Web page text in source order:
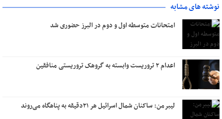
نوشته های مشابه
امتحانات متوسطه اول و دوم در البرز حضوری شد
اعدام ۲ تروریست وابسته به گروهک تروریستی منافقین
لیبرمن: ساکنان شمال اسرائیل هر ۲۱دقیقه به پناهگاه می‌روند